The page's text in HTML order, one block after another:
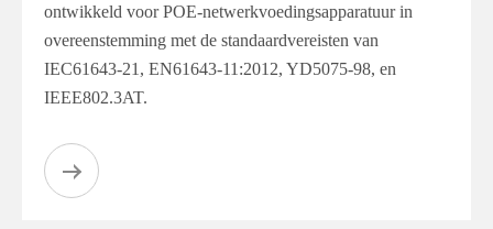
ontwikkeld voor POE-netwerkvoedingsapparatuur in
overeenstemming met de standaardvereisten van
IEC61643-21, EN61643-11:2012, YD5075-98, en
IEEE802.3AT.